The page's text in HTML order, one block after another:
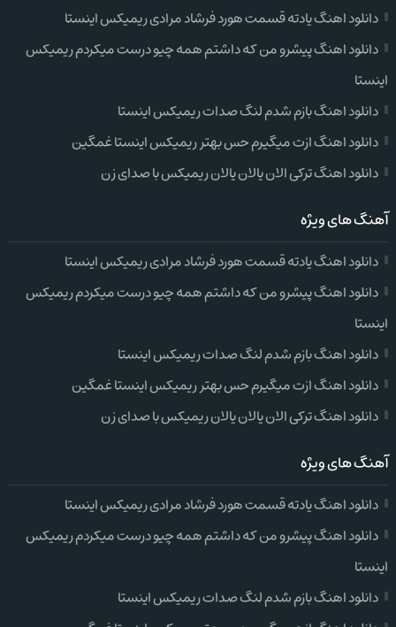
دانلود اهنگ یادته قسمت هورد فرشاد مرادی ریمیکس اینستا
دانلود اهنگ پیشرو من که داشتم همه چیو درست میکردم ریمیکس
اینستا
دانلود اهنگ بازم شدم لنگ صدات ریمیکس اینستا
دانلود اهنگ ازت میگیرم حس بهتر ریمیکس اینستا غمگین
دانلود اهنگ ترکی الان یالان یالان ریمیکس با صدای زن
آهنگ های ویژه
دانلود اهنگ یادته قسمت هورد فرشاد مرادی ریمیکس اینستا
دانلود اهنگ پیشرو من که داشتم همه چیو درست میکردم ریمیکس
اینستا
دانلود اهنگ بازم شدم لنگ صدات ریمیکس اینستا
دانلود اهنگ ازت میگیرم حس بهتر ریمیکس اینستا غمگین
دانلود اهنگ ترکی الان یالان یالان ریمیکس با صدای زن
آهنگ های ویژه
دانلود اهنگ یادته قسمت هورد فرشاد مرادی ریمیکس اینستا
دانلود اهنگ پیشرو من که داشتم همه چیو درست میکردم ریمیکس
اینستا
دانلود اهنگ بازم شدم لنگ صدات ریمیکس اینستا